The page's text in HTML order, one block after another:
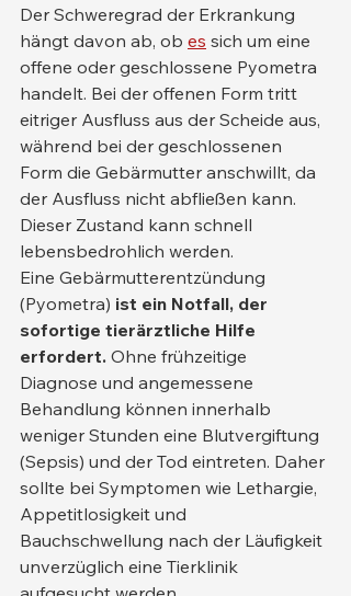
Der Schweregrad der Erkrankung
hängt davon ab, ob es sich um eine
offene oder geschlossene Pyometra
handelt. Bei der offenen Form tritt
eitriger Ausfluss aus der Scheide aus,
während bei der geschlossenen
Form die Gebärmutter anschwillt, da
der Ausfluss nicht abfließen kann.
Dieser Zustand kann schnell
lebensbedrohlich werden.
Eine Gebärmutterentzündung
(Pyometra) ist ein Notfall, der
sofortige tierärztliche Hilfe
erfordert. Ohne frühzeitige
Diagnose und angemessene
Behandlung können innerhalb
weniger Stunden eine Blutvergiftung
(Sepsis) und der Tod eintreten. Daher
sollte bei Symptomen wie Lethargie,
Appetitlosigkeit und
Bauchschwellung nach der Läufigkeit
unverzüglich eine Tierklinik